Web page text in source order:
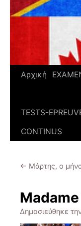
Αρχική
TESTS-
CONTINUS
← Μάρτης, ο
Δημοσιεύθηκε